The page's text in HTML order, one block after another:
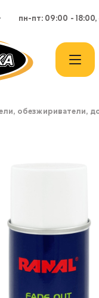
пн-пт: 09:00 -
обезжириватели,